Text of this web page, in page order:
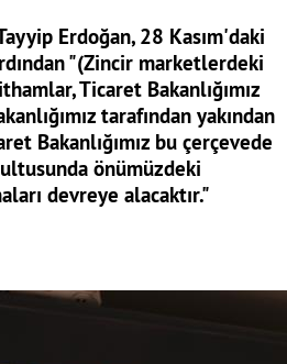
Erdoğan, 28 Kasım'daki
"(Zincir marketlerdeki
Ticaret Bakanlığımız
tarafından yakından
Bakanlığımız bu çerçevede
önümüzdeki
devreye alacaktır."